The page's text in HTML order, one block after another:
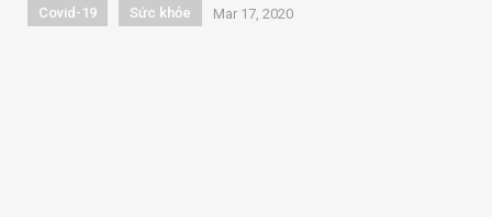
Covid-19 Sức khỏe Mar 17, 2020